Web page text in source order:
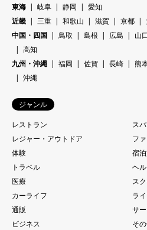
東海
岐阜 静岡
愛知
近畿
三重 和歌山 滋賀 京都
中国・四国
鳥取 島根 広島 山口
高知
九州・沖縄
福岡 佐賀 長崎 熊
沖縄
ジャンル
レストラン
ス
レジャー・アウトドア
フ
体験
宿
トラベル
ヘ
医療
ス
カーライフ
ラ
通販
サ
ビジネス
そ